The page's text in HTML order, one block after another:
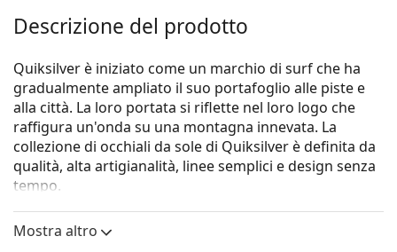
Descrizione del prodotto
Quiksilver è iniziato come un marchio di surf che ha
gradualmente ampliato il suo portafoglio alle piste e
alla città. La loro portata si riflette nel loro logo che
raffigura un'onda su una montagna innevata. La
collezione di occhiali da sole di Quiksilver è definita da
qualità, alta artigianalità, linee semplici e design senza
tempo.
Gli occhiali da soleQuiksilver Austin EQYEY03078 XCCN
57sono un modello da uomo.
Mostra altro